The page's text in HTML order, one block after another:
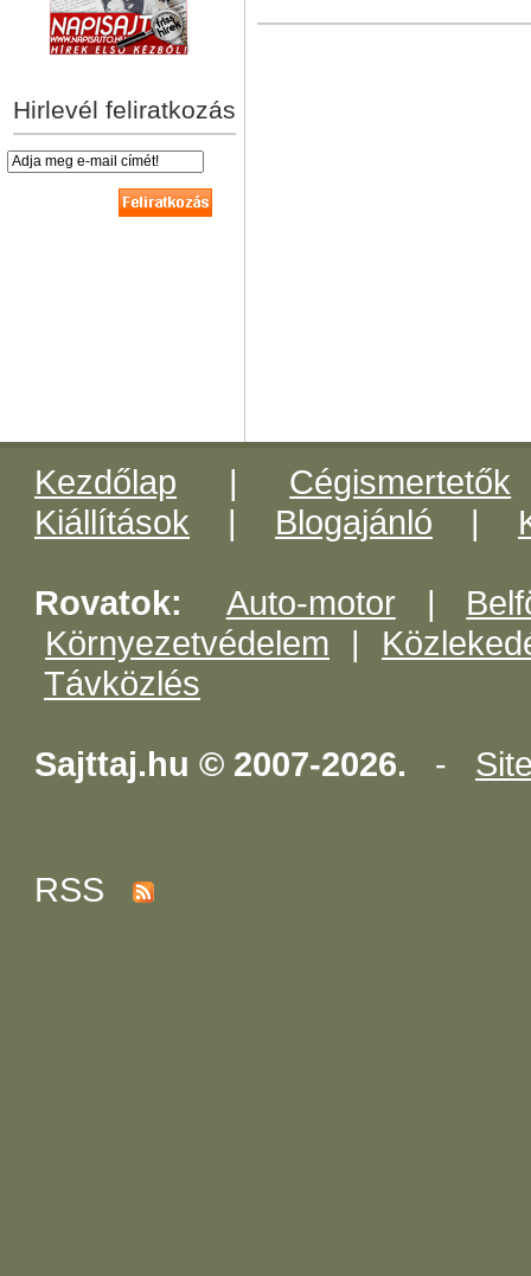
Hirlevél feliratkozás
Kezdőlap | Cégismertetők
Kiállítások | Blogajánló |
Rovatok: Auto-motor|
Környezetvédelem |
Távközlés
Sajttaj.hu © 2007-2026. -
RSS